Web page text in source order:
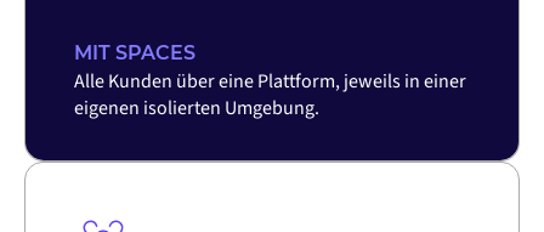
MIT SPACES
Alle Kunden über eine Plattform, jeweils in einer
eigenen isolierten Umgebung.